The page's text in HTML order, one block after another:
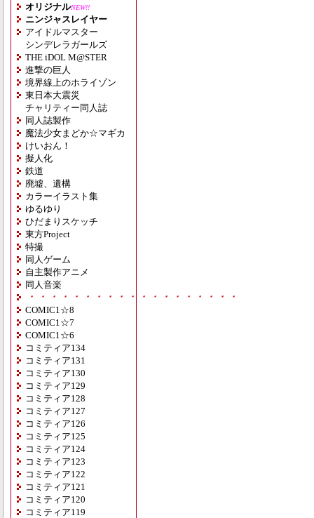
オリジナルNEW!!
ニンジャスレイヤー
アイドルマスター
シンデレラガールズ
THE iDOL M@STER
進撃の巨人
境界線上のホライゾン
東日本大震災
チャリティー同人誌
同人誌製作
魔法少女まどか☆マギカ
けいおん！
擬人化
鉄道
廃墟、遺構
カラーイラスト集
ゆるゆり
ひだまりスケッチ
東方Project
特撮
同人ゲーム
自主製作アニメ
同人音楽
・・・・・・・・・・・・・・・・・・・
COMIC1☆8
COMIC1☆7
COMIC1☆6
コミティア134
コミティア131
コミティア130
コミティア129
コミティア128
コミティア127
コミティア126
コミティア125
コミティア124
コミティア123
コミティア122
コミティア121
コミティア120
コミティア119